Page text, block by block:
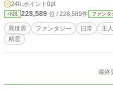
24h.ポイント 0pt
小説 228,589 位 / 228,589件 ファンタ
異世界 ファンタジー 日常 主
精霊
最終